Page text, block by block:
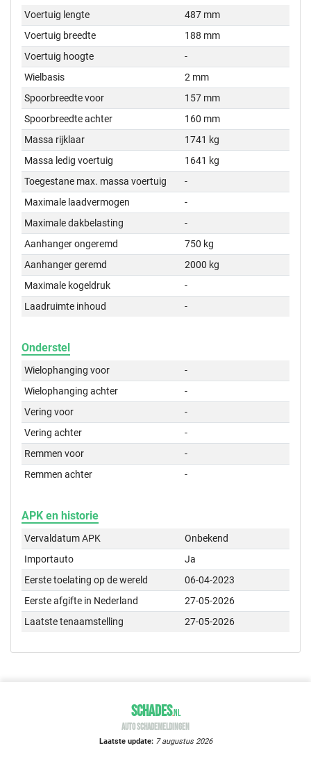
Voertuig lengte
487 mm
Voertuig breedte
188 mm
Voertuig hoogte
-
Wielbasis
2 mm
Spoorbreedte voor
157 mm
Spoorbreedte achter
160 mm
Massa rijklaar
1741 kg
Massa ledig voertuig
1641 kg
Toegestane max. massa voertuig
-
Maximale laadvermogen
-
Maximale dakbelasting
-
Aanhanger ongeremd
750 kg
Aanhanger geremd
2000 kg
Maximale kogeldruk
-
Laadruimte inhoud
-
Onderstel
Wielophanging voor
-
Wielophanging achter
-
Vering voor
-
Vering achter
-
Remmen voor
-
Remmen achter
-
APK en historie
Vervaldatum APK
Onbekend
Importauto
Ja
Eerste toelating op de wereld
06-04-2023
Eerste afgifte in Nederland
27-05-2026
Laatste tenaamstelling
27-05-2026
SCHADES.NL
AUTO SCHADEMELDINGEN
Laatste update: 7 augustus 2026